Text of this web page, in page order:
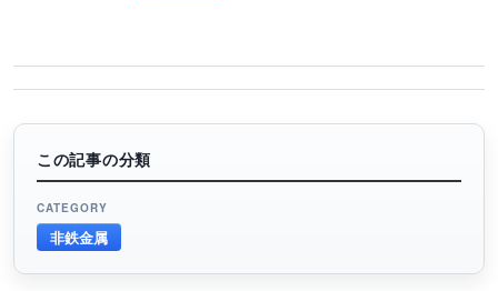
この記事の分類
CATEGORY
非鉄金属